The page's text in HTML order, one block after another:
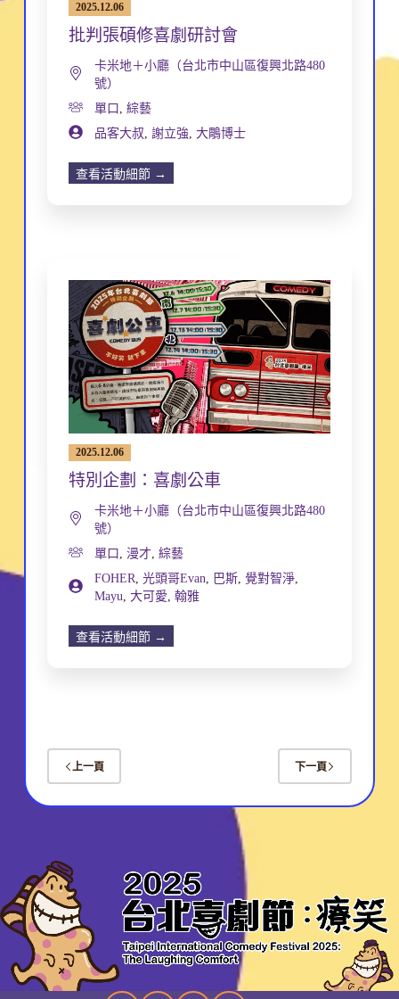
2025.12.06
批判張碩修喜劇研討會
卡米地＋小廳（台北市中山區復興北路480
號）
單口 綜藝
品客大叔 謝立強 大鵰博士
查看活動細節 →
2025.12.06
特別企劃：喜劇公車
卡米地＋小廳（台北市中山區復興北路480
號）
單口 , 漫才, 綜藝
FOHER, 光頭哥Evan, 巴斯, 覺對智淨,
Mayu, 大可愛, 翰雅
查看活動細節 →
上一頁 下一頁